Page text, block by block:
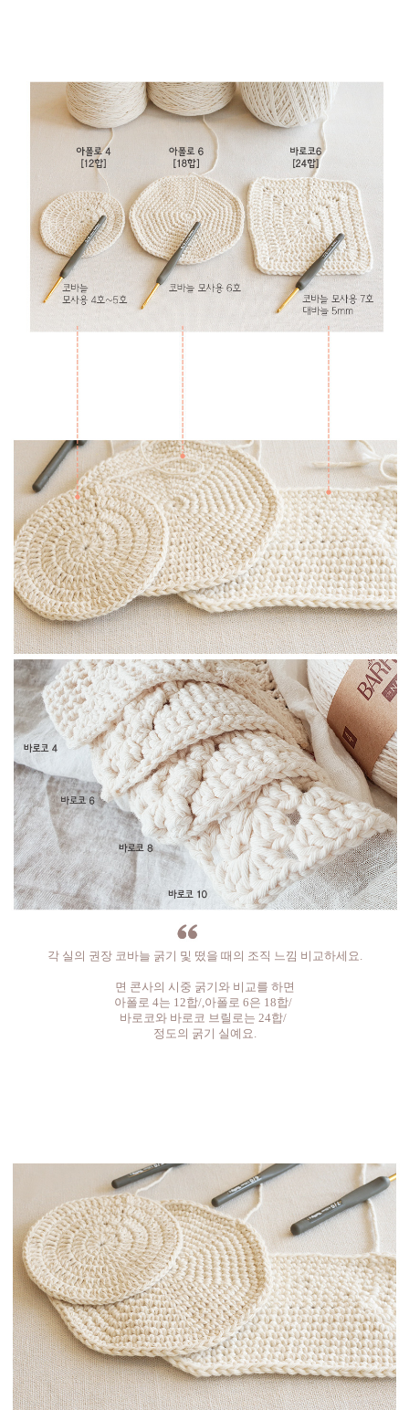
각 실의 권장 코바늘 굵기 및 떴을 때의 조직 느낌 비교하세요.
면 콘사의 시중 굵기와 비교를 하면
아폴로 4는 12합/,아폴로 6은 18합/
바로코와 바로코 브릴로는 24합/
정도의 굵기 실예요.